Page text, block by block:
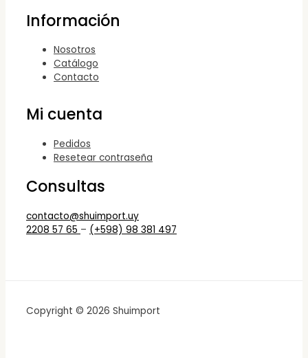
Información
Nosotros
Catálogo
Contacto
Mi cuenta
Pedidos
Resetear contraseña
Consultas
contacto@shuimport.uy
2208 57 65 – (+598) 98 381 497
Copyright © 2026 Shuimport